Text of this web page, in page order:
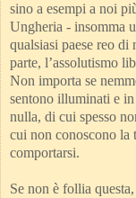
sino a esempi a noi
Ungheria - insomma
qualsiasi paese reo
parte, l’assolutismo
Non importa se
sentono illuminati e
nulla, di cui spesso
cui non conoscono la
comportarsi.
Se non è follia